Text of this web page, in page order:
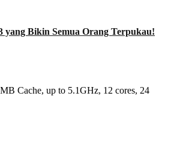
yang Bikin Semua Orang Terpukau!
Cache, up to 5.1GHz, 12 cores, 24